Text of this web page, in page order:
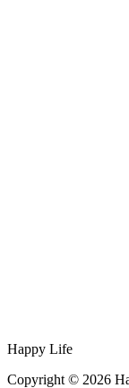
Happy Life
Copyright © 2026